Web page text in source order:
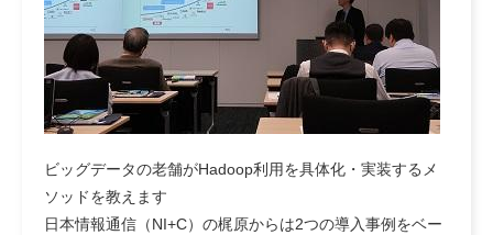
ビッグデータの老舗がHadoop利用を具体化・実装するメ
ソッドを教えます
日本情報通信（NI+C）の梶原からは2つの導入事例をベー